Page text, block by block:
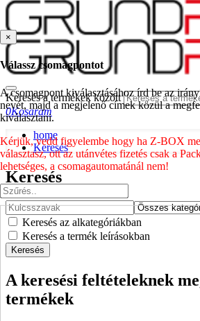
Keresés a termékek között
0Kosaram
home
Keresés
Keresés
Keresés az alkategóriákban
Keresés a termék leírásokban
Keresés
A keresési feltételeknek
termékek
×
Válassz csomagpontot
A csomagpont kiválasztásához írd be az
nevét, majd a megjelenő címek közül a
kiválasztani.
Kérjük, vedd figyelembe hogy ha Z-BOX
választasz, ott az utánvétes fizetés csak a
lehetséges, a csomagautomatánál nem!